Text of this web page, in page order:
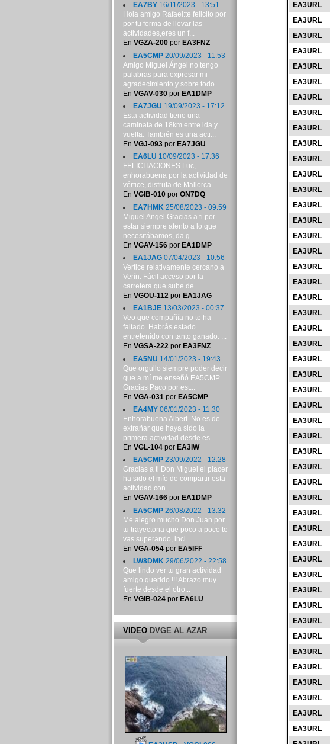
EA3URL
EA3URL
EA3URL
EA3URL
EA3URL
EA3URL
EA3URL
EA3URL
EA3URL
EA3URL
EA3URL
EA3URL
EA3URL
EA3URL
EA3URL
EA3URL
EA3URL
EA3URL
EA3URL
EA3URL
EA3URL
EA3URL
EA3URL
EA3URL
EA3URL
EA3URL
EA3URL
EA3URL
EA3URL
EA3URL
EA3URL
EA3URL
EA3URL
EA3URL
EA3URL
EA3URL
EA3URL
EA3URL
EA3URL
EA3URL
EA3URL
EA3URL
EA3URL
EA3URL
EA3URL
EA3URL
EA3URL
EA3URL
EA7BY16/11/2023 - 13:51
Hola amigo Rafael:te felicito por
por tu forma de llevar las
actividades,eres un f...
En VGZA-200por EA3FNZ
EA5CMP20/09/2023 - 11:53
Amigo Miguel Ángel no tengo
palabras para expresar mi
agradecimiento y sobre todo...
En VGAV-030por EA1DMP
EA7JGU 19/09/2023 - 17:12
Esta actividad tiene una
caminata de 18km entre ida y
vuelta. También es una acti...
En VGJ-093por EA7JGU
EA6LU 10/09/2023 - 17:36
FELICITACIONES Luc,
enhorabuena por la actividad de
vértice, disfruta de Mallorca...
En VGIB-010por ON7DQ
EA7HMK 25/08/2023 - 09:59
Miguel Angel Gracias a ti por
estar siempre atento a lo que
necesitábamos, da g...
En VGAV-156por EA1DMP
EA1JAG07/04/2023 - 10:56
Vertice relativamente cercano a
Verín. Fácil acceso por la
carretera que sube de...
En VGOU-112por EA1JAG
EA1BJE13/03/2023 - 00:37
Veo que compañía no te ha
faltado. Habrás estado
entretenido con tanto ganado. ...
En VGSA-222por EA3FNZ
EA5NU 14/01/2023 - 19:43
Que orgullo siempre poder decir
que a mí me enseñó EA5CMP.
Gracias Paco por est...
En VGA-031 por EA5CMP
EA4MY06/01/2023 - 11:30
Enhorabuena Albert. No es de
extrañar que haya sido la
primera actividad desde es...
En VGL-104por EA3IW
EA5CMP23/09/2022 - 12:28
Gracias a ti Don Miguel el placer
ha sido el mío de compartir esta
actividad con ...
En VGAV-166por EA1DMP
EA5CMP26/08/2022 - 13:32
Me alegro mucho Don Juan por
tu trayectoria que poco a poco te
vas superando, incl...
En VGA-054por EA5IFF
LW8DMK29/06/2022 - 22:58
Que lindo ver tu gran actividad
amigo querido !!! Abrazo muy
fuerte desde el otro...
En VGIB-024por EA6LU
VIDEODVGE AL AZAR